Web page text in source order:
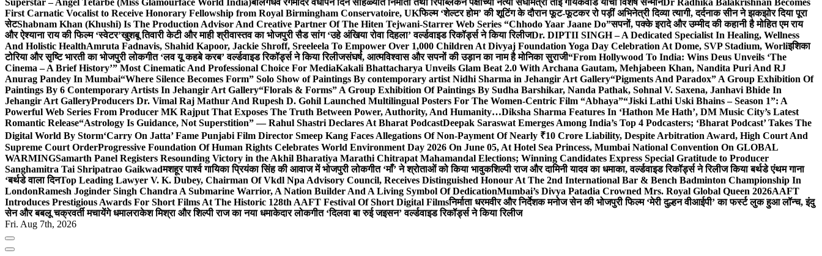
Superstar – Angel Tetarbe (Miss Glamourface World India)बालगंधर्व रंगमंदिर वर्धापन दिन सोहळ्यात निर्माती तथा रिपब्लिकन पक्षाच्या नेत्या संघमित्रा ताई गायकवाड यांचा विशेष सन्मानDr Radhika Balakrishnan Becomes
First Carnatic Vocalist to Receive Honorary Fellowship from Royal Birmingham Conservatoire, UKफिल्म ‘शेल्टर होम’ की शूटिंग के दौरान फूट-फूटकर रो पड़ीं अभिनेत्री दिव्या त्यागी, दर्दनाक सीन ने झकझोर दिया पूरा
सेटShabnam Khan (Khushi) Is The Production Advisor And Creative Partner Of The Hiten Tejwani-Starrer Web Series “Chhodo Yaar Jaane Do”सपनों, पक्के इरादे और उम्मीद की कहानी है मोहित एम राय
और ऐश्याना राय की फिल्म ‘स्वेटर’खुशबू तिवारी केटी और माही श्रीवास्तव का भोजपुरी सैड सांग ‘उहे अंखिया रोवा दिहला’ वर्ल्डवाइड रिकॉर्ड्स ने किया रिलीजDr. DIPTII SINGH – A Dedicated Specialist In Healing, Wellness
And Holistic HealthAmruta Fadnavis, Shahid Kapoor, Jackie Shroff, Sreeleela To Empower Over 1,000 Children At Divyaj Foundation Yoga Day Celebration At Dome, SVP Stadium, Worliइशिका
टोरिया और सृष्टि भारती का भोजपुरी लोकगीत ‘लव यू कहबे करब’ वर्ल्डवाइड रिकॉर्ड्स ने किया रिलीजसंघर्ष, आत्मविश्वास और सपनों की उड़ान का नाम है मोनिका सुराजी“From Hollywood To India: Wins Deus Unveils ‘The
Cinema – A Brief History’” Most Cinematic And Professional Choice For MediaKakali Bhattacharya Unveils Glam Beat 2.0 With Archana Gautam, Mehjabeen Khan, Nandita Puri And RJ
Anurag Pandey In Mumbai“Where Silence Becomes Form” Solo Show of Paintings By contemporary artist Nidhi Sharma in Jehangir Art Gallery“Pigments And Paradox” A Group Exhibition Of
Paintings By 6 Contemporary Artists In Jehangir Art Gallery“Florals & Forms” A Group Exhibition Of Paintings By Sudha Barshikar, Nanda Pathak, Sohnal V. Saxena, Janhavi Bhide In
Jehangir Art GalleryProducers Dr. Vimal Raj Mathur And Rupesh D. Gohil Launched Multilingual Posters For The Women-Centric Film “Abhaya”“Jiski Lathi Uski Bhains – Season 1”: A
Powerful Web Series From Producer MK Rajput That Exposes The Truth Between Power, Authority, And Humanity…Diksha Sharma Features In ‘Hathon Me Hath’, DM Music City’s Latest
Romantic Release“Astrology Is Guidance, Not Superstition” — Rahul Shastri Declares At Bharat PodcastDeepak Saraswat Emerges Among India’s Top 4 Podcasters; ‘Bharat Podcast’ Takes The
Digital World By Storm‘Carry On Jatta’ Fame Punjabi Film Director Smeep Kang Faces Allegations Of Non-Payment Of Nearly ₹10 Crore Liability, Despite Arbitration Award, High Court And
Supreme Court OrderProgressive Foundation Of Human Rights Celebrates World Environment Day 2026 On June 05, At Hotel Sea Princess, Mumbai National Convention On GLOBAL
WARMINGSamarth Panel Registers Resounding Victory in the Akhil Bharatiya Marathi Chitrapat Mahamandal Elections; Winning Candidates Express Special Gratitude to Producer
Sanghamitra Tai Shripatrao Gaikwadमशहूर पार्श्व गायिका प्रियंका सिंह की आवाज में भोजपुरी लोकगीत ‘माँ’ ने श्रोताओं को किया भावुकशिल्पी राज और दामिनी यादव का धमाका, वर्ल्डवाइड रिकॉर्ड्स ने रिलीज किया बर्थडे एंथम गाना
‘बर्थडे वाला दिनTop Leading Lawyer V. K. Dubey, Chairman Of Vkdl Npa Advisory Council, Receives Distinguished Honour At The 2nd International Bar & Bench Badminton Championship In
LondonRamesh Joginder Singh Chandra A Submarine Warrior, A Nation Builder And A Living Symbol Of DedicationMumbai’s Divya Patadia Crowned Mrs. Royal Global Queen 2026AAFT
Introduces Prestigious Awards For Short Films At The Historic 128th AAFT Festival Of Short Digital Filmsनिर्माता धरमवीर और निर्देशक मनोज सेन की भोजपुरी फिल्म ‘मेरी दुल्हन वीआईपी’ का फर्स्ट लुक हुआ लॉन्च, इंदु
सेन और बबलू चक्रवर्ती मचायेंगे धमालराकेश मिश्रा और शिल्पी राज का नया धमाकेदार लोकगीत ‘दिलवा बा रुई जइसन’ वर्ल्डवाइड रिकॉर्ड्स ने किया रिलीज
Fri. Aug 7th, 2026